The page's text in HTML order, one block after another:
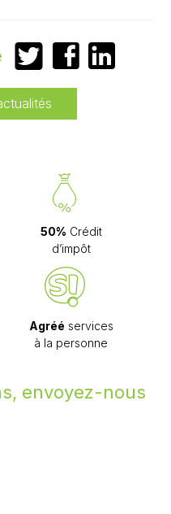
Partager
sur
Twitter
Partager
sur
Facebook
Partager
sur
50% Crédit
d’impôt
Agréé services
à la personne
envoyez-nous